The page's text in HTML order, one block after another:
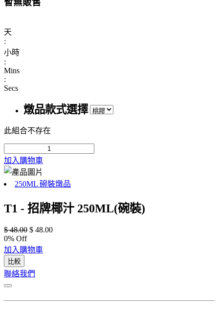
天
:
小時
:
Mins
:
Secs
燉品款式選擇
此組合不存在
加入購物車
250ML 碗裝燉品
T1 - 招牌椰汁 250ML(碗裝)
$48.00 $ 48.00
0% Off
加入購物車
比較
聯絡我們